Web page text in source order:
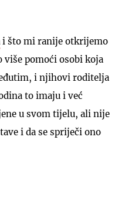
i što mi ranije otkrijemo
više pomoći osobi koja
i njihovi roditelja
to imaju i već
u svom tijelu, ali nije
i da se spriječi ono